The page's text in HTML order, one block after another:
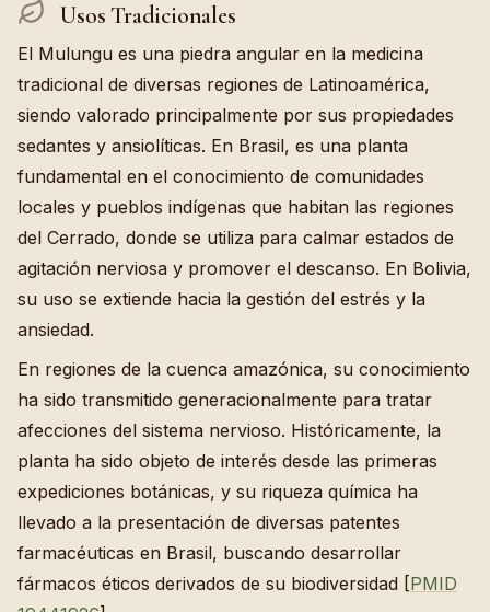
Usos Tradicionales
El Mulungu es una piedra angular en la medicina
tradicional de diversas regiones de Latinoamérica,
siendo valorado principalmente por sus propiedades
sedantes y ansiolíticas. En Brasil, es una planta
fundamental en el conocimiento de comunidades
locales y pueblos indígenas que habitan las regiones
del Cerrado, donde se utiliza para calmar estados de
agitación nerviosa y promover el descanso. En Bolivia,
su uso se extiende hacia la gestión del estrés y la
ansiedad.
En regiones de la cuenca amazónica, su conocimiento
ha sido transmitido generacionalmente para tratar
afecciones del sistema nervioso. Históricamente, la
planta ha sido objeto de interés desde las primeras
expediciones botánicas, y su riqueza química ha
llevado a la presentación de diversas patentes
farmacéuticas en Brasil, buscando desarrollar
fármacos éticos derivados de su biodiversidad [PMID